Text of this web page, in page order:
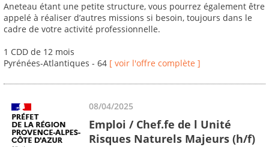
Aneteau étant une petite structure, vous pourrez également être
appelé à réaliser d’autres missions si besoin, toujours dans le
cadre de votre activité professionnelle.
1 CDD de 12 mois
Pyrénées-Atlantiques - 64 [ voir l'offre complète ]
08/04/2025
Emploi / Chef.fe de l Unité
Risques Naturels Majeurs (h/f)